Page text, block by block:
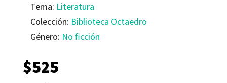
Tema: Literatura
Colección: Biblioteca Octaedro
Género: No ficción
$525